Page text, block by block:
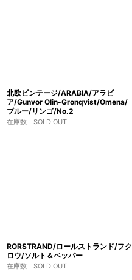
北欧ビンテージ/ARABIA/アラビ
ア/Gunvor Olin-Gronqvist/Omena/
ブルー/リンゴ/No.2
在庫数 SOLD OUT
RORSTRAND/ロールストランド/フク
ロウ/ソルト＆ペッパー
在庫数 SOLD OUT